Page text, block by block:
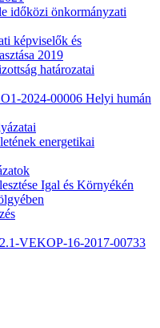
időközi önkormányzati
képviselők és
2019
határozatai
2024-00006 Helyi humán
energetikai
Igal és Környékén
VEKOP-16-2017-00733